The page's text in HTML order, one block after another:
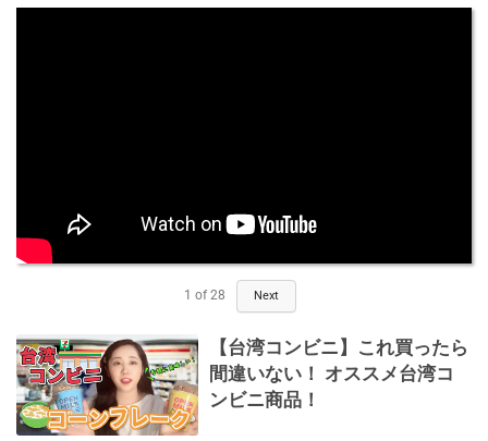
1 of 28 Next
【台湾コンビニ】これ買ったら
間違いない！ オススメ台湾コ
ンビニ商品！